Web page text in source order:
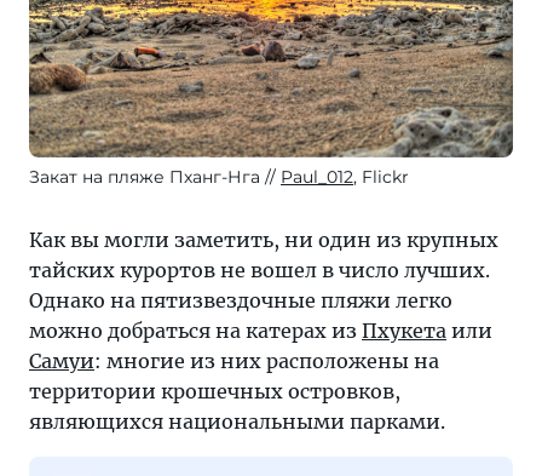
Закат на пляже Пханг-Нга Paul_012, Flickr
Как вы могли заметить, ни один из крупных
тайских курортов не вошел в число лучших.
Однако на пятизвездочные пляжи легко
можно добраться на катерах из Пхукета или
Самуи: многие из них расположены на
территории крошечных островков,
являющихся национальными парками.